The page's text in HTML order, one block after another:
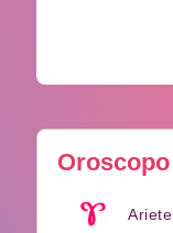
Oroscopo
Ariete